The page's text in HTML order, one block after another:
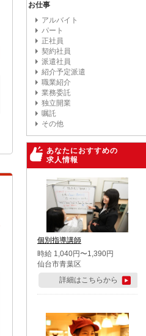
お仕事
アルバイト
パート
正社員
契約社員
派遣社員
紹介予定派遣
職業紹介
業務委託
独立開業
嘱託
その他
あなたにおすすめの
求人情報
個別指導講師
時給 1,040円〜1,390円
仙台市青葉区
詳細はこちらから